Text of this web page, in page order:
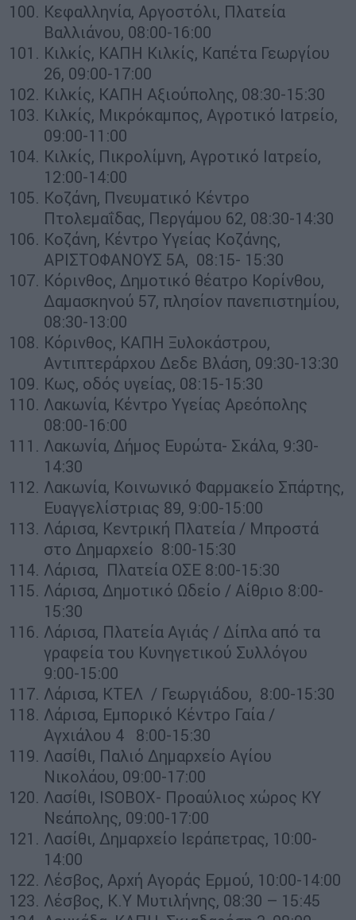
Κεφαλληνία, Αργοστόλι, Πλατεία
Βαλλιάνου, 08:00-16:00
Κιλκίς, ΚΑΠΗ Κιλκίς, Καπέτα Γεωργίου
26, 09:00-17:00
Κιλκίς, ΚΑΠΗ Αξιούπολης, 08:30-15:30
Κιλκίς, Μικρόκαμπος, Αγροτικό Ιατρείο,
09:00-11:00
Κιλκίς, Πικρολίμνη, Αγροτικό Ιατρείο,
12:00-14:00
Κοζάνη, Πνευματικό Κέντρο
Πτολεμαΐδας, Περγάμου 62, 08:30-14:30
Κοζάνη, Κέντρο Υγείας Κοζάνης,
ΑΡΙΣΤΟΦΑΝΟΥΣ 5Α, 08:15- 15:30
Κόρινθος, Δημοτικό θέατρο Κορίνθου,
Δαμασκηνού 57, πλησίον πανεπιστημίου,
08:30-13:00
Κόρινθος, ΚΑΠΗ Ξυλοκάστρου,
Αντιπτεράρχου Δεδε Βλάση, 09:30-13:30
Κως, οδός υγείας, 08:15-15:30
Λακωνία, Κέντρο Υγείας Αρεόπολης
08:00-16:00
Λακωνία, Δήμος Ευρώτα- Σκάλα, 9:30-
14:30
Λακωνία, Κοινωνικό Φαρμακείο Σπάρτης,
Ευαγγελίστριας 89, 9:00-15:00
Λάρισα, Κεντρική Πλατεία / Μπροστά
στο Δημαρχείο 8:00-15:30
Λάρισα, Πλατεία ΟΣΕ 8:00-15:30
Λάρισα, Δημοτικό Ωδείο / Αίθριο 8:00-
15:30
Λάρισα, Πλατεία Αγιάς / Δίπλα από τα
γραφεία του Κυνηγετικού Συλλόγου
9:00-15:00
Λάρισα, ΚΤΕΛ / Γεωργιάδου, 8:00-15:30
Λάρισα, Εμπορικό Κέντρο Γαία /
Αγχιάλου 4 8:00-15:30
Λασίθι, Παλιό Δημαρχείο Αγίου
Νικολάου, 09:00-17:00
Λασίθι, ISOBOX- Προαύλιος χώρος ΚΥ
Νεάπολης, 09:00-17:00
Λασίθι, Δημαρχείο Ιεράπετρας, 10:00-
14:00
Λέσβος, Αρχή Αγοράς Ερμού, 10:00-14:00
Λέσβος, Κ.Υ Μυτιλήνης, 08:30 – 15:45